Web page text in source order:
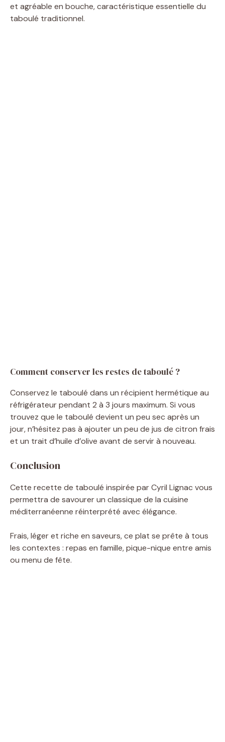
et agréable en bouche, caractéristique essentielle du
taboulé traditionnel.
Comment conserver les restes de taboulé ?
Conservez le taboulé dans un récipient hermétique au
réfrigérateur pendant 2 à 3 jours maximum. Si vous
trouvez que le taboulé devient un peu sec après un
jour, n’hésitez pas à ajouter un peu de jus de citron frais
et un trait d’huile d’olive avant de servir à nouveau.
Conclusion
Cette recette de taboulé inspirée par Cyril Lignac vous
permettra de savourer un classique de la cuisine
méditerranéenne réinterprété avec élégance.
Frais, léger et riche en saveurs, ce plat se prête à tous
les contextes : repas en famille, pique-nique entre amis
ou menu de fête.